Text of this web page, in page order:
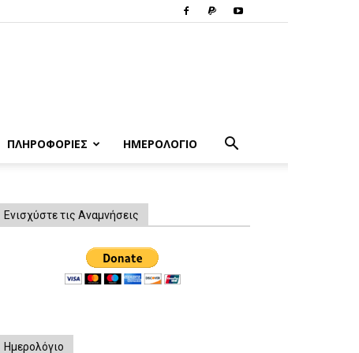
ΠΛΗΡΟΦΟΡΙΕΣ ΗΜΕΡΟΛΟΓΙΟ
Ενισχύστε τις Αναμνήσεις
Ημερολόγιο